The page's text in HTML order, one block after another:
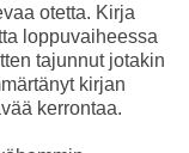
otetta. Kirja
loppuvaiheessa
tajunnut jotakin
kirjan
kerrontaa.